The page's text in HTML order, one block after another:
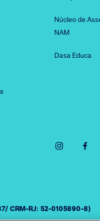
Núcleo de
NAM
Dasa Educa
CRM-RJ: 52-0105890-8)